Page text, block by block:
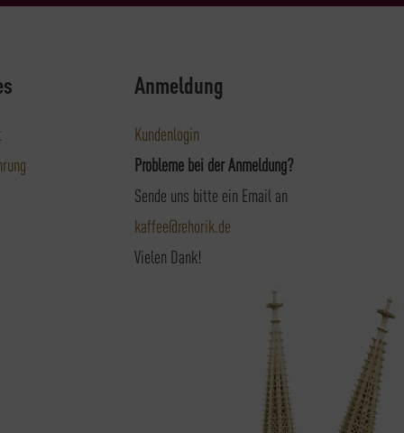
Anmeldung
Kundenlogin
Probleme bei der Anmeldung?
Sende uns bitte ein Email an
kaffee@rehorik.de
Vielen Dank!